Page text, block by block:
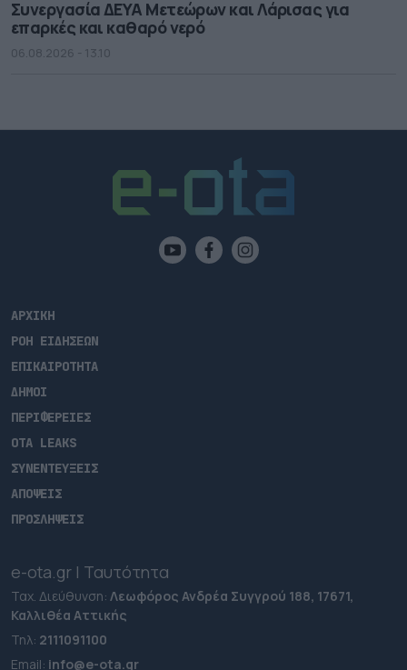
Συνεργασία ΔΕΥΑ Μετεώρων και Λάρισας για
επαρκές και καθαρό νερό
06.08.2026 - 13.10
ΑΡΧΙΚΗ
ΡΟΗ ΕΙΔΗΣΕΩΝ
ΕΠΙΚΑΙΡΟΤΗΤΑ
ΔΗΜΟΙ
ΠΕΡΙΦΕΡΕΙΕΣ
OTA LEAKS
ΣΥΝΕΝΤΕΥΞΕΙΣ
ΑΠΟΨΕΙΣ
ΠΡΟΣΛΗΨΕΙΣ
e-ota.gr | Ταυτότητα
Ταχ. Διεύθυνση: Λεωφόρος Ανδρέα Συγγρού 188, 17671,
Καλλιθέα Αττικής
Τηλ: 2111091100
Εmail: info@e-ota.gr